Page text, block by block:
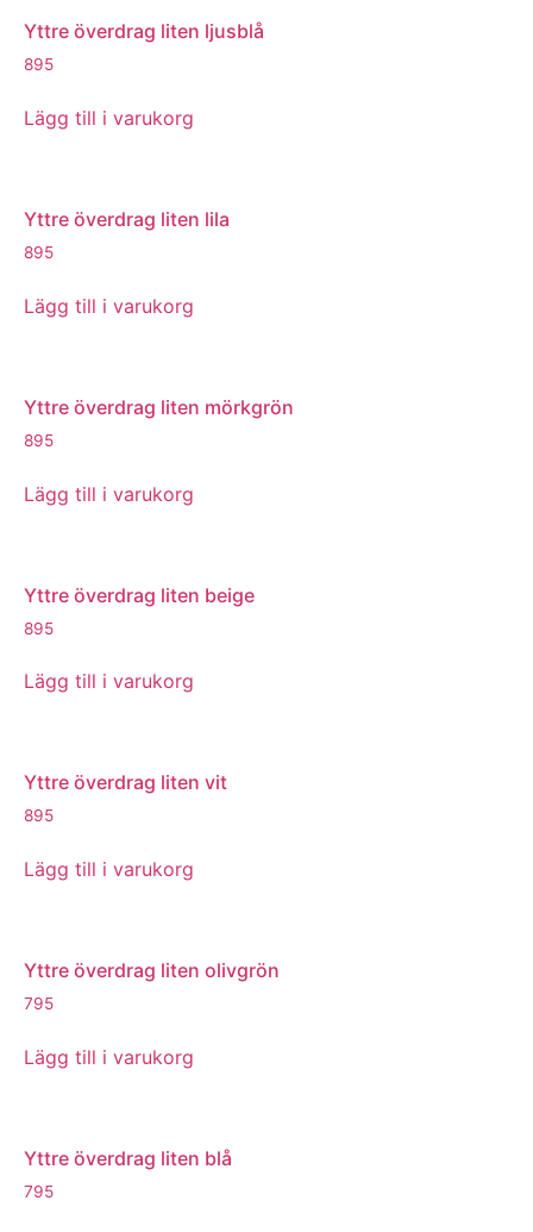
Yttre överdrag liten ljusblå
895
Lägg till i varukorg
Yttre överdrag liten lila
895
Lägg till i varukorg
Yttre överdrag liten mörkgrön
895
Lägg till i varukorg
Yttre överdrag liten beige
895
Lägg till i varukorg
Yttre överdrag liten vit
895
Lägg till i varukorg
Yttre överdrag liten olivgrön
795
Lägg till i varukorg
Yttre överdrag liten blå
795